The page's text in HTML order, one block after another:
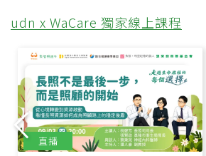
udn x WaCare 獨家線上課程
直播